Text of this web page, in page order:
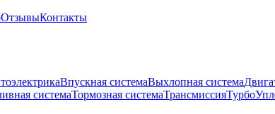
ОтзывыКонтакты
Впускная системаВыхлопная система
системаТормозная системаТрансмиссияТурбо